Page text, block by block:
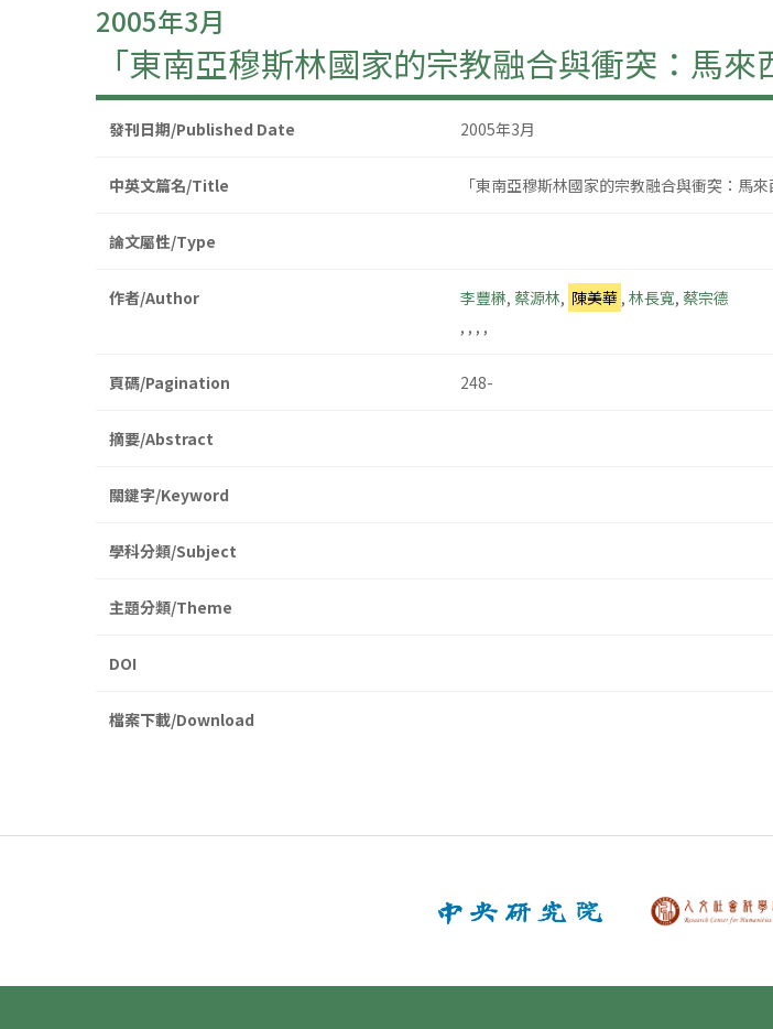
2005年3月
「東南亞穆斯林國家的宗教融合與衝突：馬
發刊日期/Published Date 2005年3月
中英文篇名/Title 「東南亞穆斯林國家的宗教融合與衝突：馬
論文屬性/Type
作者/Author 李豐楙, 蔡源林, 陳美華 , 林長寬, 蔡宗德
, , , ,
頁碼/Pagination 248-
摘要/Abstract
關鍵字/Keyword
學科分類/Subject
主題分類/Theme
DOI
檔案下載/Download